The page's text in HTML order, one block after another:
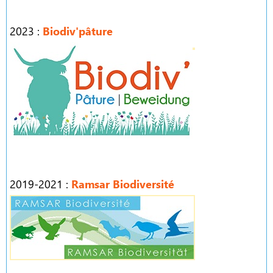
2023 : Biodiv'pâture
2019-2021 : Ramsar Biodiversité